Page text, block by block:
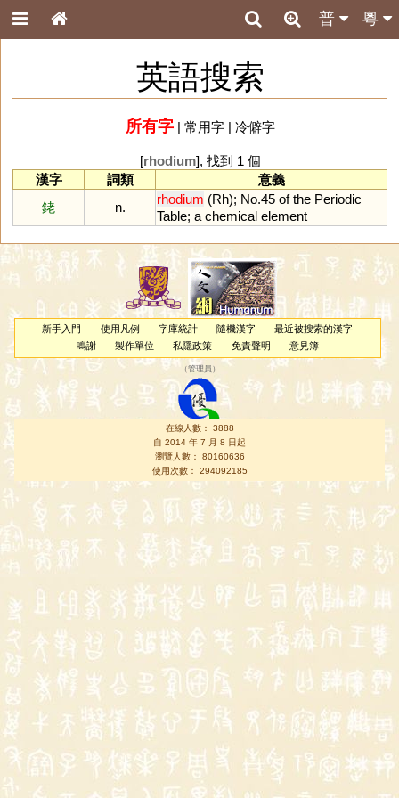
粵
普
英語搜索
所有字| 常用字| 冷僻字
[rhodium], 找到 1 個
漢字
詞類
意義
銠
n.
rhodium (Rh); No.45 of the Periodic
Table; a chemical element
新手入門 使用凡例 字庫統計 隨機漢字
最近被搜索的漢字
鳴謝
製作單位 私隱政策 免責聲明 意見簿
（管理員 ）
在線人數： 3888
自 2014 年 7 月 8 日起
瀏覽人數： 80160636
使用次數： 294092185